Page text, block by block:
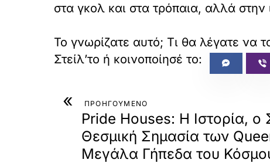
στα γκολ και στα τρόπαια, αλλά
Το γνωρίζατε αυτό; Τι θα λέγατε να
« ΠΡΟΗΓΟΥΜΕΝΟ
Pride Houses: Η Ιστορία, ο
Θεσμική Σημασία των
Μεγάλα Γήπεδα του